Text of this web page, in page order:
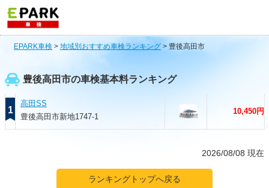
EPARK車検 > 地域別おすすめ車検ランキング> 豊後高田市
豊後高田市の車検基本料ランキング
1
高田SS
豊後高田市新地1747-1
10,450円
2026/08/08 現在
ランキングトップへ戻る